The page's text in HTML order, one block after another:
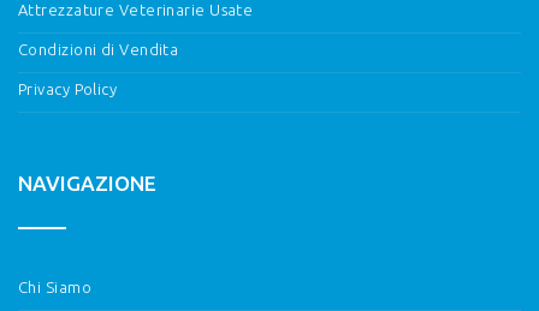
Attrezzature Veterinarie Usate
Condizioni di Vendita
Privacy Policy
NAVIGAZIONE
Chi Siamo